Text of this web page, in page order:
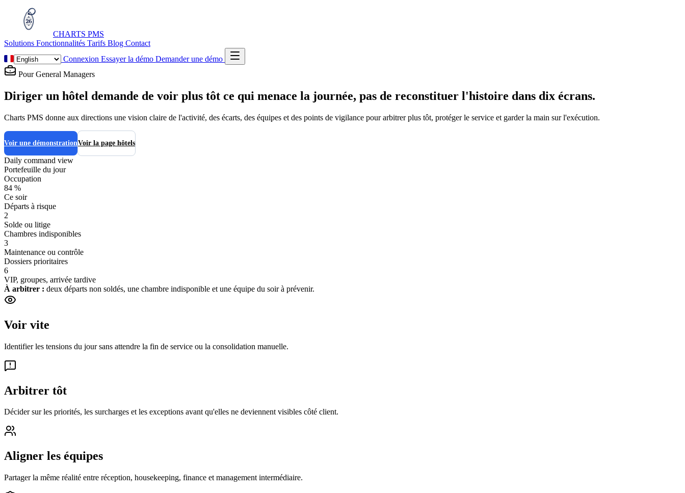
CHARTS PMS
Solutions Fonctionnalités Tarifs Blog Contact
ConnexionEssayer la démoDemander une démo
Pour General Managers
Diriger un hôtel demande de voir plus tôt ce qui menace la journée, pas de reconstituer l'histoire dans dix écrans.
Charts PMS donne aux directions une vision claire de l'activité, des écarts, des équipes et des points de vigilance pour arbitrer plus tôt, protéger le service et garder la main sur l'exécution.
Voir une démonstrationVoir la page hôtels
Daily command view
Portefeuille du jour
Occupation
84 %
Ce soir
Départs à risque
2
Solde ou litige
Chambres indisponibles
3
Maintenance ou contrôle
Dossiers prioritaires
6
VIP, groupes, arrivée tardive
À arbitrer : deux départs non soldés, une chambre indisponible et une équipe du soir à prévenir.
Voir vite
Identifier les tensions du jour sans attendre la fin de service ou la consolidation manuelle.
Arbitrer tôt
Décider sur les priorités, les surcharges et les exceptions avant qu'elles ne deviennent visibles côté client.
Aligner les équipes
Partager la même réalité entre réception, housekeeping, finance et management intermédiaire.